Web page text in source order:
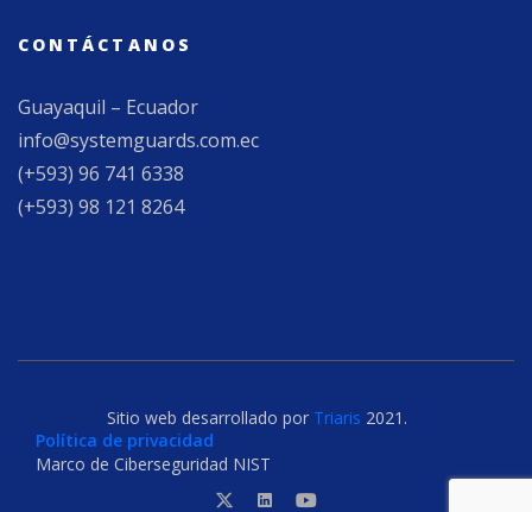
CONTÁCTANOS
Guayaquil – Ecuador
info@systemguards.com.ec
(+593) 96 741 6338
(+593) 98 121 8264
Sitio web desarrollado por Triaris 2021.
Política de privacidad
Marco de Ciberseguridad NIST